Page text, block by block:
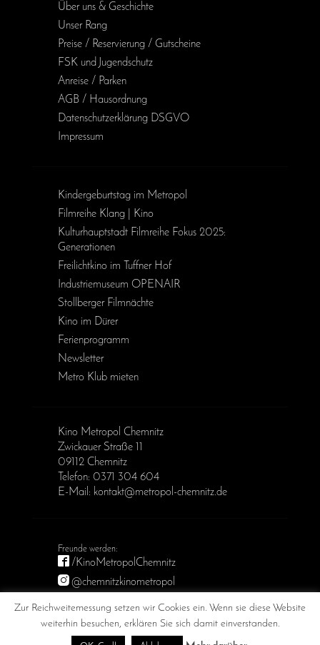
Über uns & Geschichte
Unser Rang
Preise / Reservierung / Gutscheine
FSK und Jugendschutz
Anreise / Parken
AGB / Haus­ordnung
Daten­schutz­erklärung DSGVO
Impressum
Kinder­geburts­tag im Metropol
Filmreihe Klang | Kino
Kulturhauptstadt Filmreihe Fokus 2025:
Generationen
Freilichtkino im Tuffner Hof
Industriemuseum OPENAIR
Stollberger Filmnächte
Kino im Dürer
Ferienprogramm
Newsletter
Metro Klub mieten
Kino Metropol Chemnitz
Zwickauer Straße 11
09112 Chemnitz
Telefon: 0371 304 604
E-Mail: kontakt@metropol-chemnitz.de
/KinoMetropolChemnitz
@chemnitzkinometropol
Zur Reichweitemessung setzen wir Cookies ein. Wenn sie diese Website
weiterhin besuchen, erklären Sie sich damit einverstanden.